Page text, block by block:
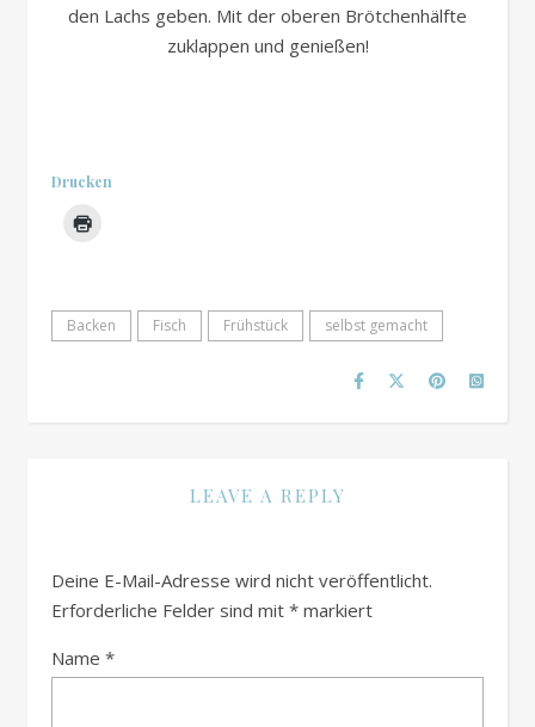
den Lachs geben. Mit der oberen Brötchenhälfte
zuklappen und genießen!
Drucken
Backen Fisch Frühstück selbst gemacht
LEAVE A REPLY
Deine E-Mail-Adresse wird nicht veröffentlicht.
Erforderliche Felder sind mit * markiert
Name *